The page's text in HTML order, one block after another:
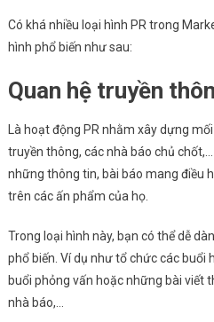
Có khá nhiều loại hình PR trong
hình phổ biến như sau:
Quan hệ truyền
Là hoạt động PR nhằm xây dựng
truyền thông, các nhà báo chủ
những thông tin, bài báo mang điều
trên các ấn phẩm của họ.
Trong loại hình này, bạn có thể dễ
phổ biến. Ví dụ như tổ chức các buổi
buổi phỏng vấn hoặc những bài viết
nhà báo,…